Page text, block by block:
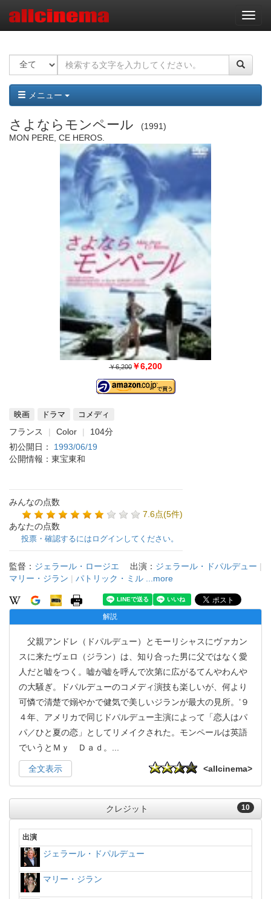
ナ
ビ
ー
ョ
ン
メニュー
さよならモンペール
1991
MON PERE, CE HEROS.
￥6,200 ￥6,200
映画 ドラマ コメディ
フランス Color
104分
初公開日： 1993/06/19
公開情報：東宝東和
みんなの点数
7.6点(5件)
あなたの点数
投票・確認するにはログインしてください。
監督： ジェラール・ロージエ 出演： ジェラール・ドパルデュー |
マリー・ジラン | パトリック・ミル ...more
解説
父親アンドレ（ドパルデュー）とモーリシャスにヴァカン
スに来たヴェロ（ジラン）は、知り合った男に父ではなく愛
人だと嘘をつく。嘘が嘘を呼んで次第に広がるてんやわんや
の大騒ぎ。ドパルデューのコメディ演技も楽しいが、何より
可憐で清楚で嫋やかで健気で美しいジランが最大の見所。’９
４年、アメリカで同じドパルデュー主演によって「恋人はパ
パ／ひと夏の恋」としてリメイクされた。モンペールは英語
でいうとＭｙ Ｄａｄ。
全文表示 <allcinema>
10
クレジット
出演
ジェラール・ドパルデュー
マリー・ジラン